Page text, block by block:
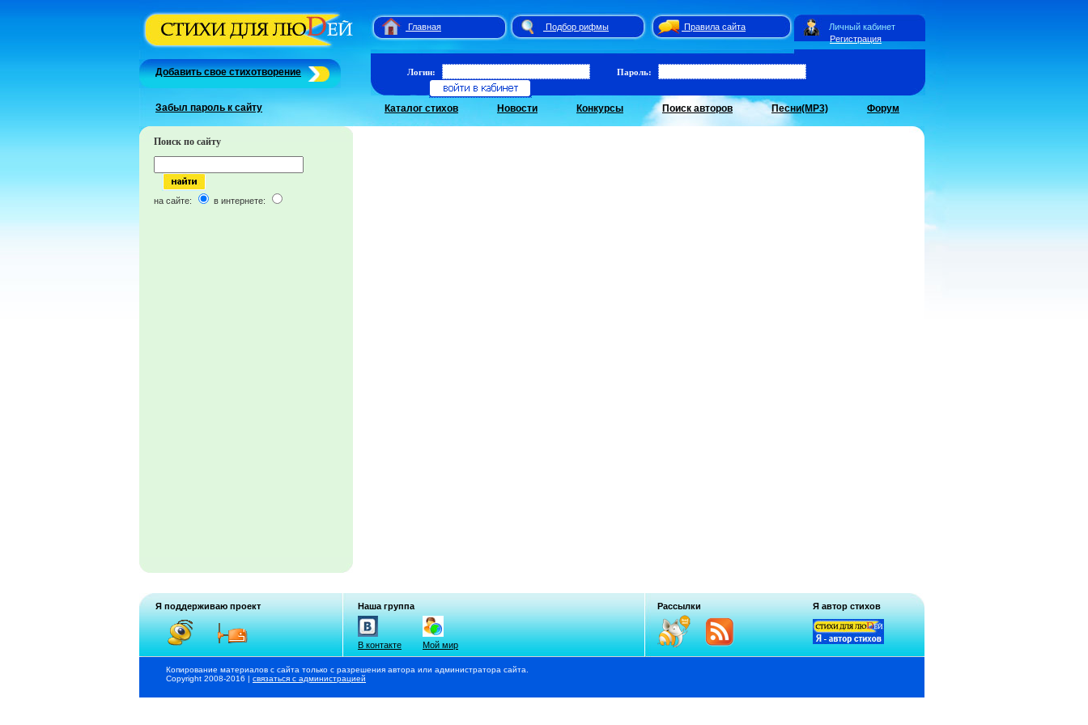
Главная Подбор рифмы
Правила сайта
Регистрация
Личный кабинет
Добавить свое стихотворение
Забыл пароль к сайту
Логин: Пароль:
Каталог стихов Новости Конкурсы Поиск авторов Песни(MP3) Форум
Поиск по сайту
на сайте: в интернете:
Я поддерживаю проект Наша группа
В контакте Мой мир
Рассылки Я автор стихов
Копирование материалов с сайта только с разрешения автора или администратора сайта.
Copyright 2008-2016 | связаться с администрацией